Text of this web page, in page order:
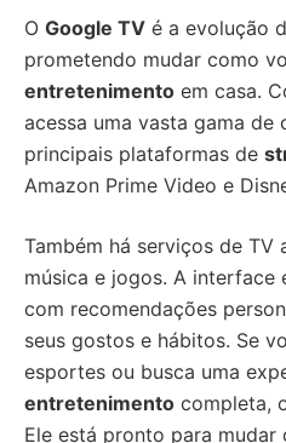
O Google TV é a evolução
prometendo mudar como
entretenimento em casa.
acessa uma vasta gama de
principais plataformas de
Amazon Prime Video e
Também há serviços de
música e jogos. A interface
com recomendações
seus gostos e hábitos. Se
esportes ou busca uma
entretenimento completa,
Ele está pronto para